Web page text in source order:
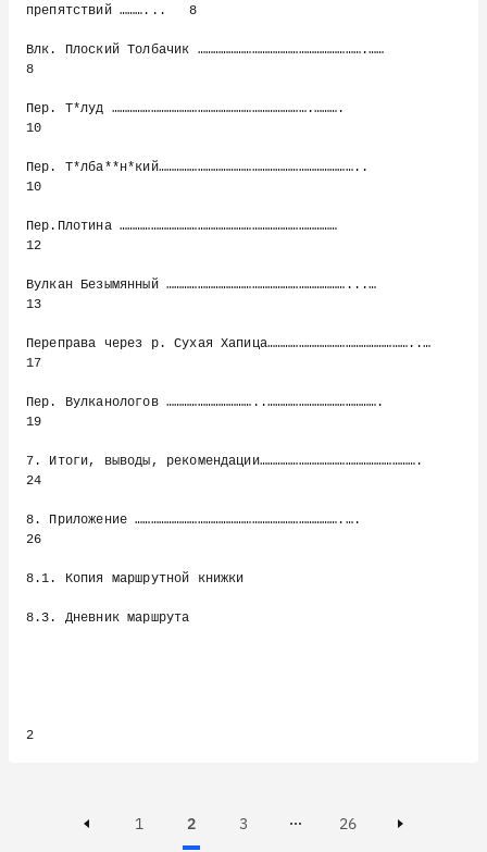
препятствий ………...   8
Влк. Плоский Толбачик ……………………………………………………….……
8
Пер. Т*луд ………………………………………………………………….……….
10
Пер. Т*лба**н*кий…………………………………………………………………..
10
Пер.Плотина …………………………………………………………………………
12
Вулкан Безымянный ……………………………………………………………...…
13
Переправа через р. Сухая Хапица………………………………………………..…
17
Пер. Вулканологов ……………………………..…………………………………….
19
7. Итоги, выводы, рекомендации…………………………………………………….
24
8. Приложение …………………………………………………………………….….
26
8.1. Копия маршрутной книжки
8.3. Дневник маршрута
Page
1 Page
2 Active, Page
3 Page
26